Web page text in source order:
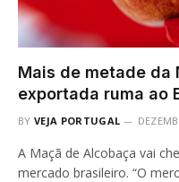
Mais de metade da
exportada ruma ao
BY VEJA PORTUGAL
A Maçã de Alcobaça vai
mercado brasileiro. “O